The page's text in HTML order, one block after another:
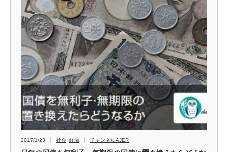
2017/1/23 社会 経済 チャンネルAJER